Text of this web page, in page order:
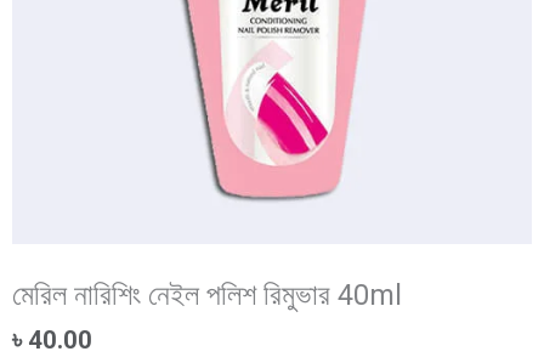
মেরিল নারিশিং নেইল পলিশ রিমুভার 40ml
৳ 40.00